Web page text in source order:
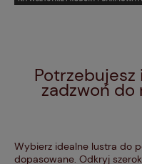
zadzwoń do
Wybierz idealne lustra do
dopasowane. Odkryj